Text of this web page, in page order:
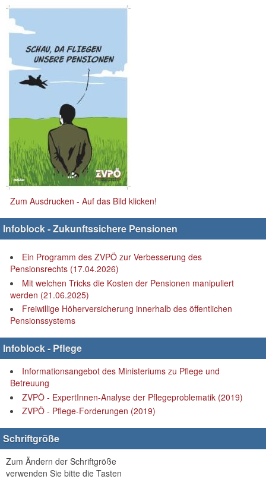
Zum Ausdrucken - Auf das Bild klicken!
Infoblock - Zukunftssichere Pensionen
Ein Programm des ZVPÖ zur Verbesserung des
Pensionsrechts (17.04.2026)
Mit welchen Tricks die Kosten der Pensionen manipuliert
werden (21.06.2025)
Freiwillige Höherversicherung innerhalb des öffentlichen
Pensionssystems
Infoblock - Pflege
Informationsangebot des Ministeriums zu Pflege und
Betreuung
ZVPÖ - ExpertInnen-Analyse der Pflegeproblematik (2019)
ZVPÖ - Pflege-Forderungen (2019)
Schriftgröße
Zum Ändern der Schriftgröße
verwenden Sie bitte die Tasten